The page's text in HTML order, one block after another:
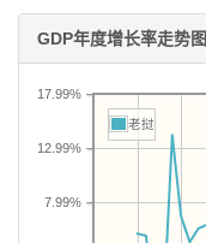
GDP年度增长率走势图
7.99%
12.99%
17.99%
老挝